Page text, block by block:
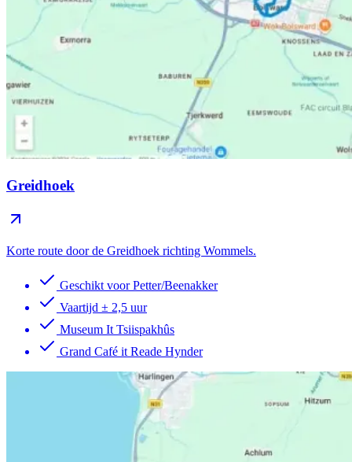
Greidhoek
Korte route door de Greidhoek richting Wommels.
Geschikt voor Petter/Beenakker
Vaartijd ± 2,5 uur
Museum It Tsiispakhûs
Grand Café it Reade Hynder